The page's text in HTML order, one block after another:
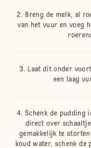
Breng de melk, al
van het vuur en voeg
Laat dit onder
een laag
Schenk de pudding
direct over
gemakkelijk te
koud water, schenk de